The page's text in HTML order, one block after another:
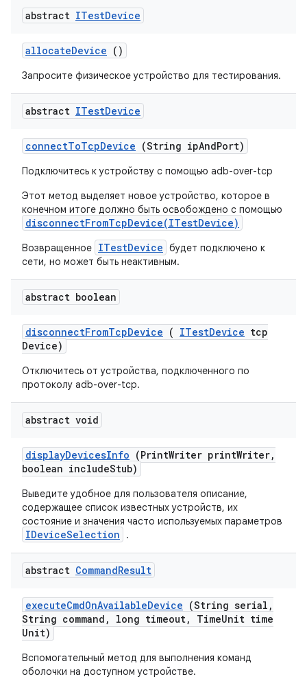
abstract ITestDevice
allocateDevice ()
Запросите физическое устройство для тестирования.
abstract ITestDevice
connectToTcpDevice (String ipAndPort)
Подключитесь к устройству с помощью adb-over-tcp
Этот метод выделяет новое устройство, которое в
конечном итоге должно быть освобождено с помощью
disconnectFromTcpDevice(ITestDevice)
Возвращенное ITestDevice будет подключено к
сети, но может быть неактивным.
abstract boolean
disconnectFromTcpDevice ( ITestDevice tcp
Device)
Отключитесь от устройства, подключенного по
протоколу adb-over-tcp.
abstract void
displayDevicesInfo (PrintWriter printWriter,
boolean includeStub)
Выведите удобное для пользователя описание,
содержащее список известных устройств, их
состояние и значения часто используемых параметров
IDeviceSelection .
abstract CommandResult
executeCmdOnAvailableDevice (String serial ,
String command , long timeout, TimeUnit time
Unit)
Вспомогательный метод для выполнения команд
оболочки на доступном устройстве.